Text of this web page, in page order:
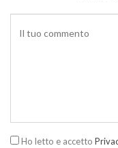
Ho letto e accetto